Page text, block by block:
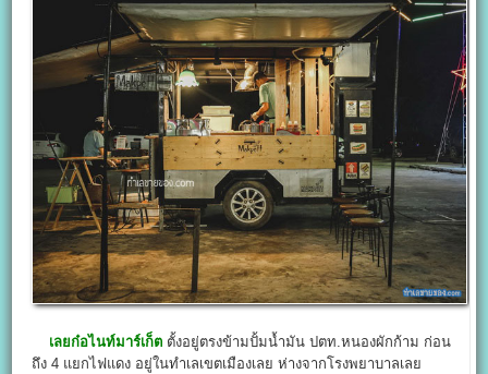
เลยก๋อไนท์มาร์เก็ต ตั้งอยู่ตรงข้ามปั้มน้ำมัน ปตท.หนองผักก้าม ก่อน
ถึง 4 แยกไฟแดง อยู่ในทำเลเขตเมืองเลย ห่างจากโรงพยาบาลเลย